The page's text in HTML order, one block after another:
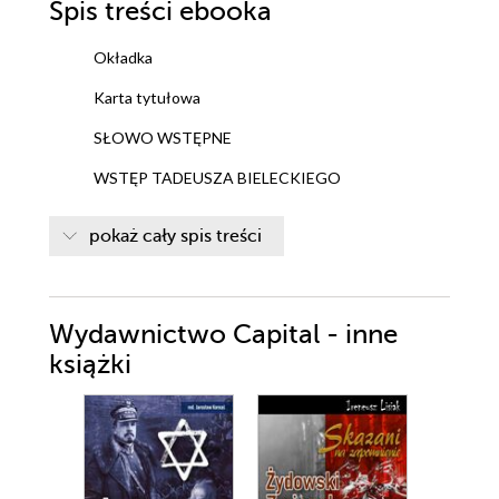
Spis treści ebooka
Okładka
Karta tytułowa
SŁOWO WSTĘPNE
WSTĘP TADEUSZA BIELECKIEGO
PRZEDMOWA DO WYDANIA TRZECIEGO
PRZEDMOWA DO WYDANIA CZWARTEGO
MYŚLI NOWOCZESNEGO POLAKA
WSTĘP
NA BEZDROŻACH NASZEJ MYŚLI
CHARAKTER NARODOWY
NASZA BIERNOŚĆ
pokaż cały spis treści
Wydawnictwo Capital - inne
książki